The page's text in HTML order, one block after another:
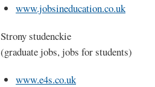
www.jobsineducation.co.uk
Strony studenckie
(graduate jobs, jobs for students)
www.e4s.co.uk